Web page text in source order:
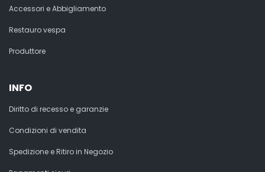
Accessori e Abbigliamento
Restauro vespa
Produttore
INFO
Diritto di recesso e garanzie
Condizioni di vendita
Spedizione e Ritiro in Negozio